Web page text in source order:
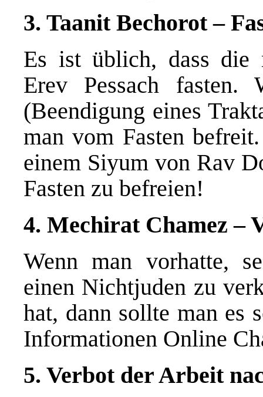
3. Taanit Bechorot –
Es ist üblich, dass die
Erev Pessach
(Beendigung eines
man vom Fasten
einem Siyum von Rav
Fasten zu befreien!
4. Mechirat Chamez –
Wenn man vorhatte,
einen Nichtjuden zu
hat, dann sollte man es
Informationen Online
5. Verbot der Arbeit